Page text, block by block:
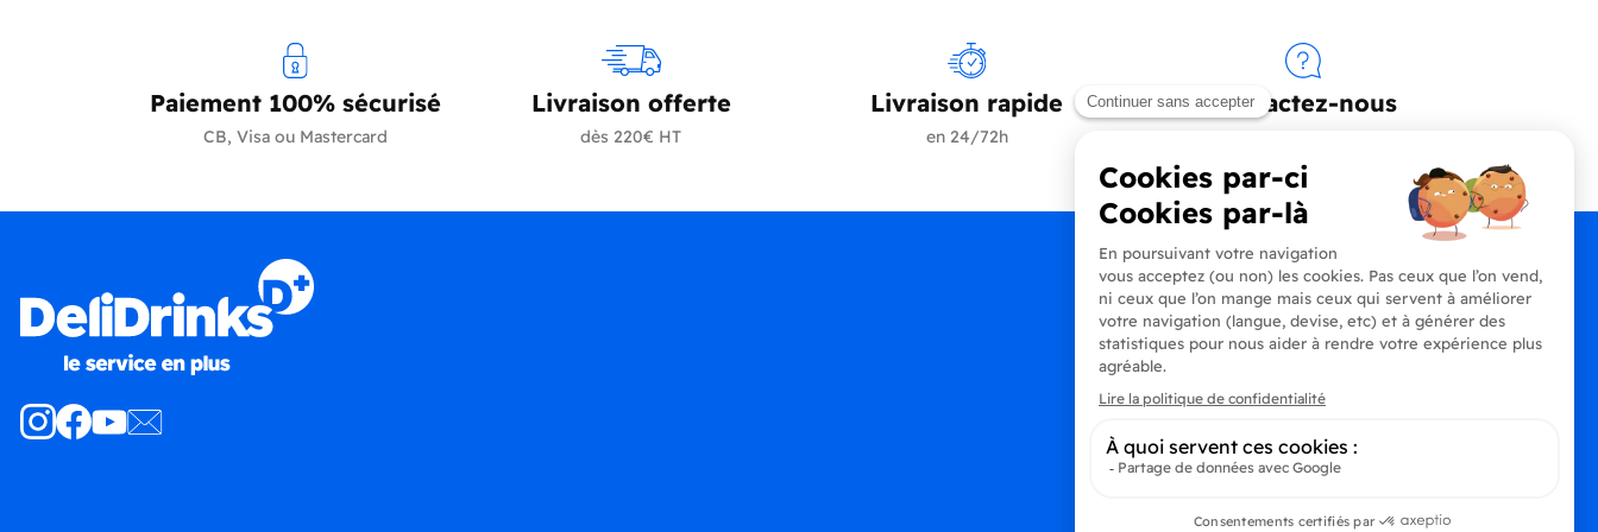
Paiement 100% sécurisé
CB, Visa ou Mastercard
Livraison offerte
dès 220€ HT
Livraison rapide
en 24/72h
Contactez-nous